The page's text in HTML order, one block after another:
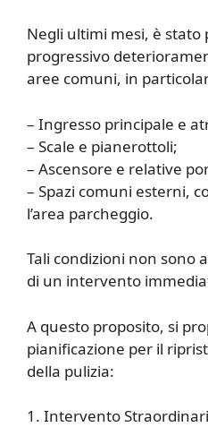
Negli ultimi mesi, è stato
progressivo
aree comuni, in
– Ingresso principale e
– Scale e pianerottoli;
– Ascensore e relative
– Spazi comuni esterni,
l’area parcheggio.
Tali condizioni non sono
di un intervento
A questo proposito, si
pianificazione per il
della pulizia:
1. Intervento